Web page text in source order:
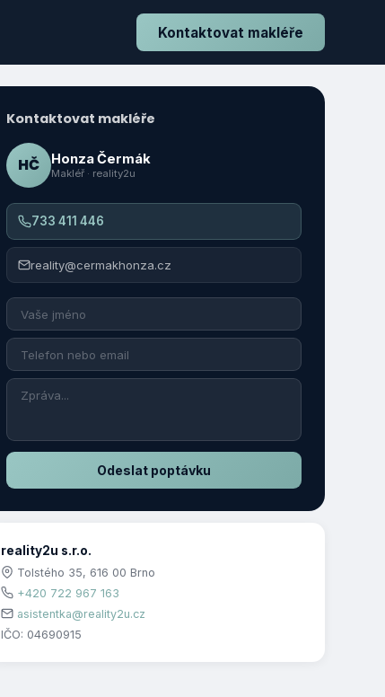
Kontaktovat makléře
Kontaktovat makléře
HČ Honza Čermák
Makléř · reality2u
733 411 446
reality@cermakhonza.cz
Odeslat poptávku
reality2u s.r.o.
Tolstého 35, 616 00 Brno
+420 722 967 163
asistentka@reality2u.cz
IČO: 04690915